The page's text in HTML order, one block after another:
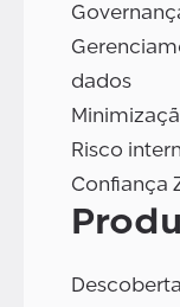
dados
Risco
Confiança